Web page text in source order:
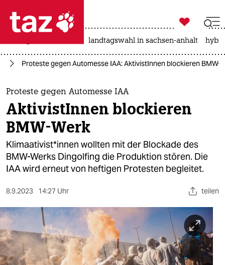
 taz zahl ich
taz zahl ich
themen
politik
öko
gesellschaft
sport
berlin
nord

taz zahl ich
landtagswahl in sachsen-anhalt
Proteste gegen Automesse IAA: AktivistInnen blockieren BMW-
Proteste gegen Automesse IAA
AktivistInnen blockieren
BMW-Werk
Kli­maa­ti­vis­t*in­nen wollten mit der Blockade des
BMW-Werks Dingolfing die Produktion stören. Die
IAA wird erneut von heftigen Protesten begleitet.
8.9.2023 14:27 Uhr teilen